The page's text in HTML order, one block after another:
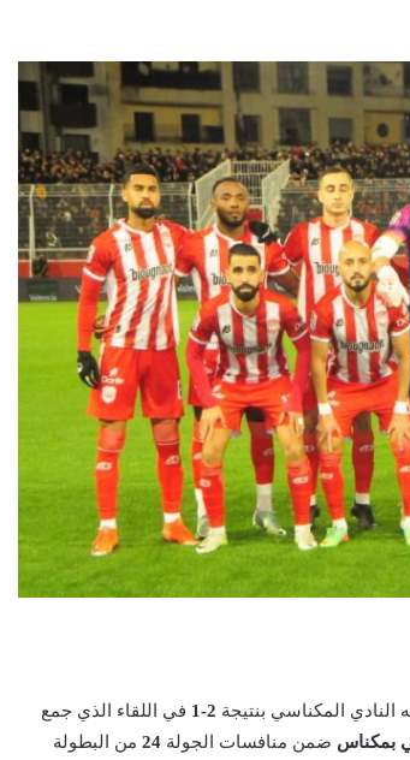
المكناسي بنتيجة 2-1
في اللقاء الذي جمع
بمكناس ضمن منافسات الجولة 24 من البطولة